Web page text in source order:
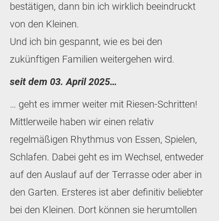
bestätigen, dann bin ich wirklich beeindruckt
von den Kleinen.
Und ich bin gespannt, wie es bei den
zukünftigen Familien weitergehen wird.
seit dem 03. April 2025…
… geht es immer weiter mit Riesen-Schritten!
Mittlerweile haben wir einen relativ
regelmäßigen Rhythmus von Essen, Spielen,
Schlafen. Dabei geht es im Wechsel, entweder
auf den Auslauf auf der Terrasse oder aber in
den Garten. Ersteres ist aber definitiv beliebter
bei den Kleinen. Dort können sie herumtollen